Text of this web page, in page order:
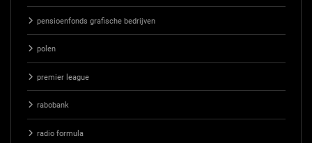
pensioenfonds grafische bedrijven
polen
premier league
rabobank
radio formula